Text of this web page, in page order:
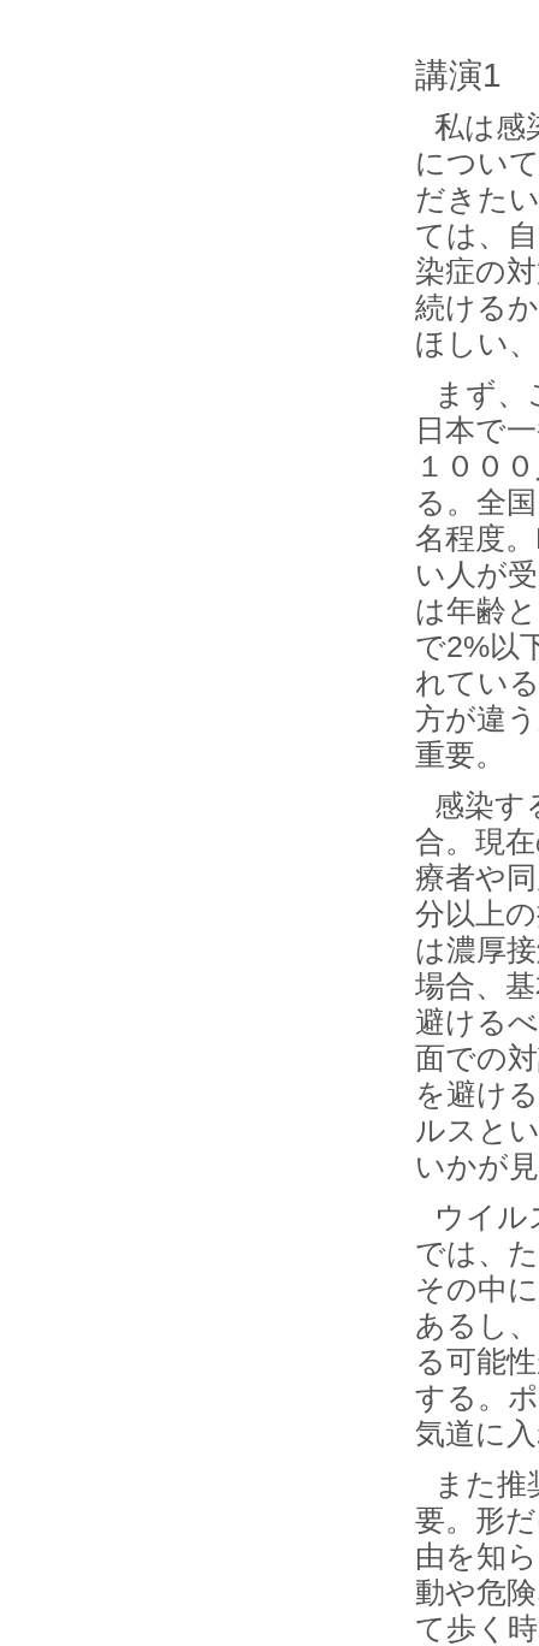
講演1
私は感
につい
だきた
ては、
染症の
続ける
ほしい
まず
日本で
１００
る。全
名程度
い人が
は年齢
で2%以
れてい
方が違
重要。
感染す
合。現
療者や
分以上
は濃厚
場合、
避ける
面での
を避け
ルスと
いかが
ウイル
では、
その中
あるし
る可能
する。
気道に
また
要。形
由を知
動や危
て歩く